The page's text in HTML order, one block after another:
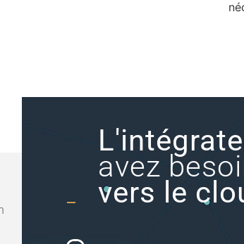
avez
vers le